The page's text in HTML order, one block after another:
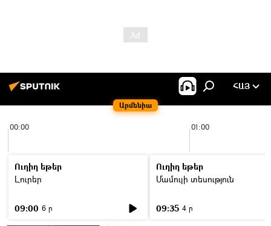
Արմենիա
ՀԱՅ
00:00 01:00
Ուղիղ եթեր
Լուրեր
09:00 6 ր
Ուղիղ եթեր
Մամուլի տեսություն
09:35 4 ր